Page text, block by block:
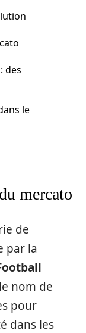
des
le
mercato
de
par la
nom de
pour
dans les